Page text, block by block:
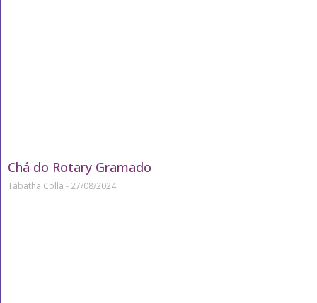
Chá do Rotary Gramado
Tábatha Colla 27/08/2024